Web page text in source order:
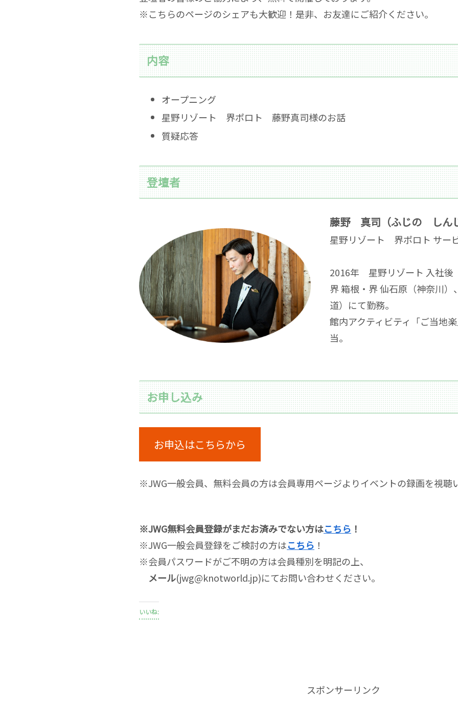
※こちらのページのシェアも大歓迎！是非、お友達にご紹介ください。
内容
オープニング
星野リゾート 界ポロト 藤野真司様のお話
質疑応答
登壇者
藤野 真司（ふじの しん
星野リゾート 界ポロト サー
2016年 星野リゾート 入社後
界 箱根・界 仙石原（神奈川）
道）にて勤務。
館内アクティビティ「ご当地
当。
お申し込み
お申込はこちらから
※JWG一般会員、無料会員の方は会員専用ページよりイベントの録画を視聴
※JWG無料会員登録がまだお済みでない方はこちら ！
※JWG一般会員登録をご検討の方はこちら ！
※会員パスワードがご不明の方は会員種別を明記の上、
メール(jwg@knotworld.jp)にてお問い合わせください。
いいね:
スポンサーリンク